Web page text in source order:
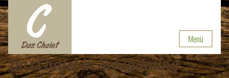
Menü
Das Chalet in Schladming